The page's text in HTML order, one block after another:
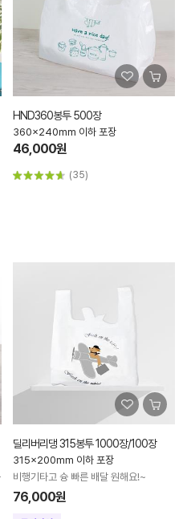
HND360봉투 500장
360x240mm 이하 포장
46,000원
(35)
딜리버리댕 315봉투 1000장/100장
315x200mm 이하 포장
비행기타고 슝 빠른 배달 원해요!~
76,000원